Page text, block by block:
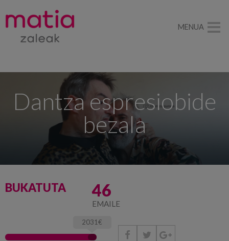
Dantza espresiobide
bezala
BUKATUTA 46
EMAILE
2031€
  
MENUA